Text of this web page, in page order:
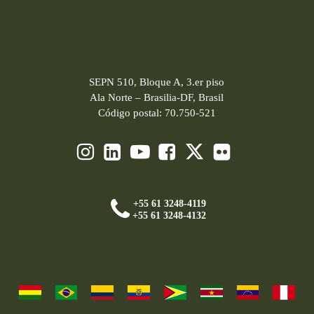
SEPN 510, Bloque A, 3.er piso
Ala Norte – Brasilia-DF, Brasil
Código postal: 70.750-521
+55 61 3248-4119
+55 61 3248-4132